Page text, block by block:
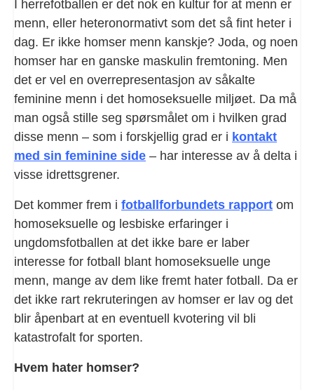
I herrefotballen er det nok en kultur for at menn er
menn, eller heteronormativt som det så fint heter i
dag. Er ikke homser menn kanskje? Joda, og noen
homser har en ganske maskulin fremtoning. Men
det er vel en overrepresentasjon av såkalte
feminine menn i det homoseksuelle miljøet. Da må
man også stille seg spørsmålet om i hvilken grad
disse menn – som i forskjellig grad er i kontakt
med sin feminine side – har interesse av å delta i
visse idrettsgrener.
Det kommer frem i fotballforbundets rapport om
homoseksuelle og lesbiske erfaringer i
ungdomsfotballen at det ikke bare er laber
interesse for fotball blant homoseksuelle unge
menn, mange av dem like fremt hater fotball. Da er
det ikke rart rekruteringen av homser er lav og det
blir åpenbart at en eventuell kvotering vil bli
katastrofalt for sporten.
Hvem hater homser?